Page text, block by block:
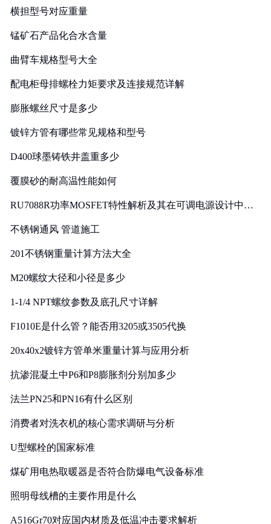
横担型号对应重量
锰矿石产品化合水含量
曲臂车规格型号大全
配电柜母排螺栓力矩要求及连接规范详解
膨胀螺丝尺寸是多少
镀锌方管有哪些常见规格和型号
D400球墨铸铁井盖重多少
覆膜砂的耐高温性能如何
RU7088R功率MOSFET特性解析及其在可调电源设计中的
不锈钢通风 管道施工
201不锈钢重量计算方法大全
M20螺纹大径和小径是多少
1-1/4 NPT螺纹参数及底孔尺寸详解
F1010E是什么管？能否用3205或3505代换
20x40x2镀锌方管单米重量计算与应用分析
抗渗混凝土中P6和P8膨胀剂分别加多少
法兰PN25和PN16有什么区别
消费者对洗衣机的核心需求调研与分析
U型螺栓的国家标准
煤矿用电热取暖器是否符合防爆电气设备标准
照明母线槽的主要作用是什么
A516Gr70对应国内材质及低温冲击要求解析